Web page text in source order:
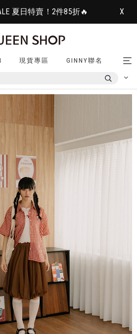
夏日特賣！2件85折🔥 X
現貨專區 GINNY聯名